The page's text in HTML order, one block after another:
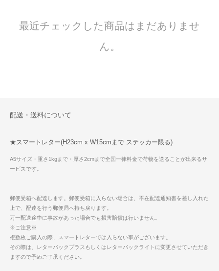
最近チェックした商品はまだありませ
ん。
配送・送料について
★スマートレター(H23cm x W15cmまで ステッカー限る)
A5サイズ・重さ1kgまで・厚さ2cmまで全国一律料金で荷物を送ることが出来るサ
ービスです。
郵便受箱へ配達します。郵便受箱に入らない場合は、不在配達通知書を差し入れた
上で、配達を行う郵便局へ持ち戻ります。
万一配送途中に事故があった場合でも損害賠償は行いません。
※ご注意※
複数枚ご購入の際、スマートレターでは入らない事がございます。
その際は、レターパックプラスもしくはレターパックライトに変更させていただき
ますので予めご了承ください。